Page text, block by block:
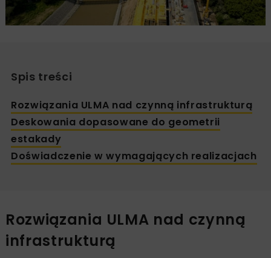
Spis treści
Rozwiązania ULMA nad czynną infrastrukturą
Deskowania dopasowane do geometrii
estakady
Doświadczenie w wymagających realizacjach
Rozwiązania ULMA nad czynną
infrastrukturą